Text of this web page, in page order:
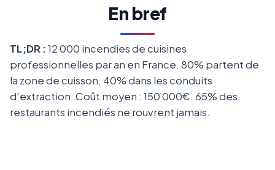
En bref
TL;DR :12 000 incendies de cuisines
professionnelles par an en France. 80% partent de
la zone de cuisson, 40% dans les conduits
d'extraction. Coût moyen : 150 000€. 65% des
restaurants incendiés ne rouvrent jamais.